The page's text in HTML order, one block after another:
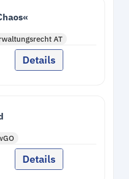
AT
Details
Details